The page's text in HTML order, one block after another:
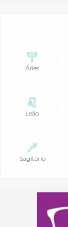
Áries
Leão
Sagitário